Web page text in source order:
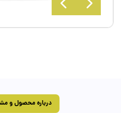
درباره محصول و